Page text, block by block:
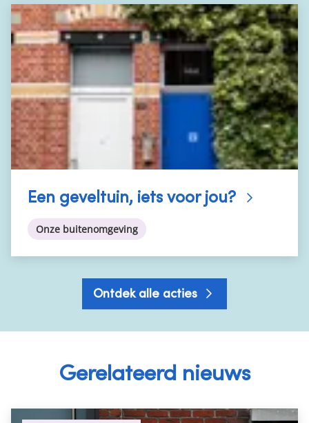
Een geveltuin, iets voor jou?
Onze buitenomgeving
Ontdek alle acties
Gerelateerd nieuws